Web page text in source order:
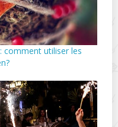
comment utiliser les